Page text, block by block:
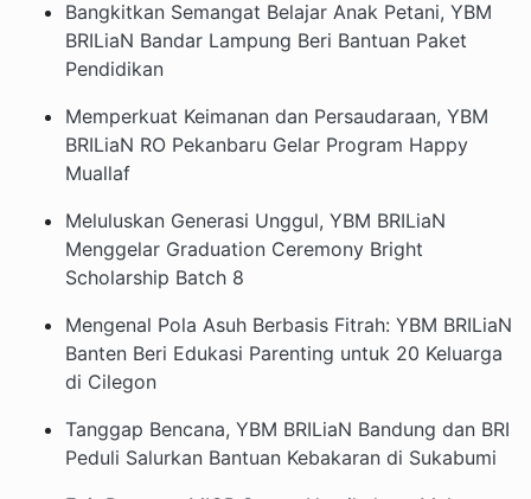
Bangkitkan Semangat Belajar Anak Petani, YBM
BRILiaN Bandar Lampung Beri Bantuan Paket
Pendidikan
Memperkuat Keimanan dan Persaudaraan, YBM
BRILiaN RO Pekanbaru Gelar Program Happy
Muallaf
Meluluskan Generasi Unggul, YBM BRILiaN
Menggelar Graduation Ceremony Bright
Scholarship Batch 8
Mengenal Pola Asuh Berbasis Fitrah: YBM BRILiaN
Banten Beri Edukasi Parenting untuk 20 Keluarga
di Cilegon
Tanggap Bencana, YBM BRILiaN Bandung dan BRI
Peduli Salurkan Bantuan Kebakaran di Sukabumi